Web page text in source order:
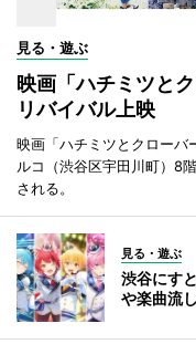
見る・遊ぶ
映画「ハチミツと
リバイバル上映
映画「ハチミツとクローバ
ルコ（渋谷区宇田川町）8
される。
見る・遊ぶ
渋谷にす
や楽曲流